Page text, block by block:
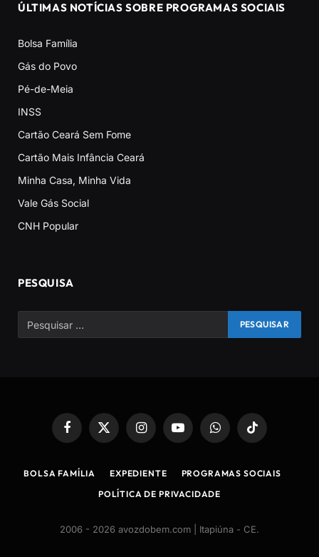
ÚLTIMAS NOTÍCIAS SOBRE PROGRAMAS SOCIAIS
Bolsa Família
Gás do Povo
Pé-de-Meia
INSS
Cartão Ceará Sem Fome
Cartão Mais Infância Ceará
Minha Casa, Minha Vida
Vale Gás Social
CNH Popular
PESQUISA
Facebook
X
(Twitter)
InstagramYouTubeWhatsAppTikTok
BOLSA FAMÍLIA EXPEDIENTE
PROGRAMAS SOCIAIS
POLÍTICA DE PRIVACIDADE
2006 - 2026 avozdobem.com | Itapiúna - CE.